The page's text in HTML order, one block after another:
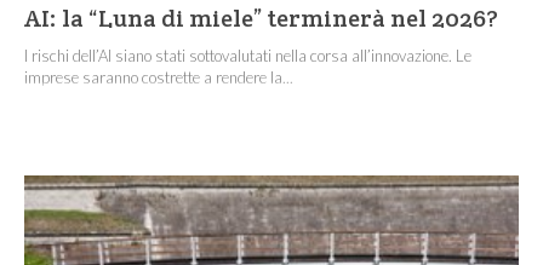
AI: la “Luna di miele” terminerà nel 2026?
I rischi dell’AI siano stati sottovalutati nella corsa all’innovazione. Le
imprese saranno costrette a rendere la...